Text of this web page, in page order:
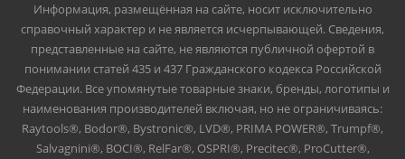
Информация, размещённая на сайте, носит исключительно
справочный характер и не является исчерпывающей. Сведения,
представленные на сайте, не являются публичной офертой в
понимании статей 435 и 437 Гражданского кодекса Российской
Федерации. Все упомянутые товарные знаки, бренды, логотипы и
наименования производителей включая, но не ограничиваясь:
Raytools®, Bodor®, Bystronic®, LVD®, PRIMA POWER®, Trumpf®,
Salvagnini®, BOCI®, RelFar®, OSPRI®, Precitec®, ProCutter®,